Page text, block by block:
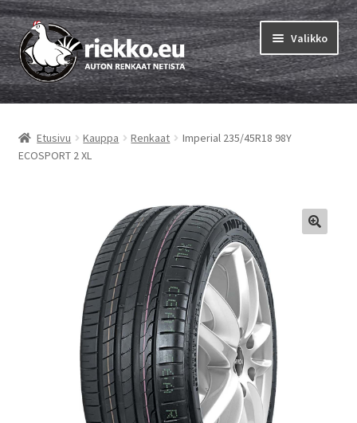
Siirry
navigointiin
Siirry
sisältöön
Valikko
Etusivu
Vinkit & ohjeet
Rengastestit
Etusivu Kauppa Renkaat
Imperial 235/45R18 98Y
ECOSPORT 2 XL